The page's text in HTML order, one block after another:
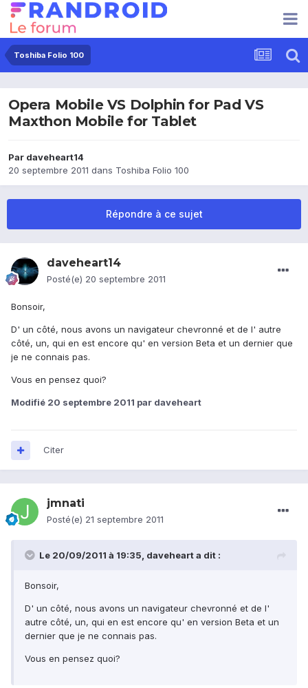
Toshiba Folio 100
Opera Mobile VS Dolphin for Pad VS
Maxthon Mobile for Tablet
Par daveheart14
20 septembre 2011 dans Toshiba Folio 100
Répondre à ce sujet
daveheart14
Posté(e) 20 septembre 2011
Bonsoir,
D' un côté, nous avons un navigateur chevronné et de l' autre
côté, un, qui en est encore qu' en version Beta et un dernier que
je ne connais pas.
Vous en pensez quoi?
Modifié 20 septembre 2011 par daveheart
Citer
jmnati
Posté(e) 21 septembre 2011
Le 20/09/2011 à 19:35, daveheart a dit :
Bonsoir,
D' un côté, nous avons un navigateur chevronné et de l'
autre côté, un, qui en est encore qu' en version Beta et un
dernier que je ne connais pas.
Vous en pensez quoi?